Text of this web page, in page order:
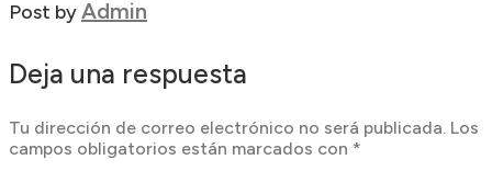
Post byAdmin
Deja una respuesta
Tu dirección de correo electrónico no será publicada. Los
campos obligatorios están marcados con *